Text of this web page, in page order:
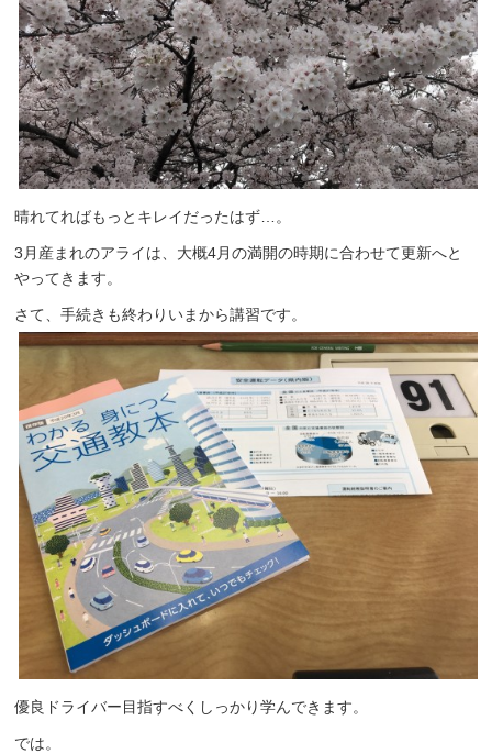
晴れてればもっとキレイだったはず…。
3月産まれのアライは、大概4月の満開の時期に合わせて更新へと
やってきます。
さて、手続きも終わりいまから講習です。
優良ドライバー目指すべくしっかり学んできます。
では。